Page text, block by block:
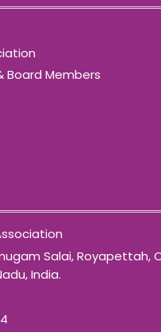
Board Members
Salai, Royapettah,
India.